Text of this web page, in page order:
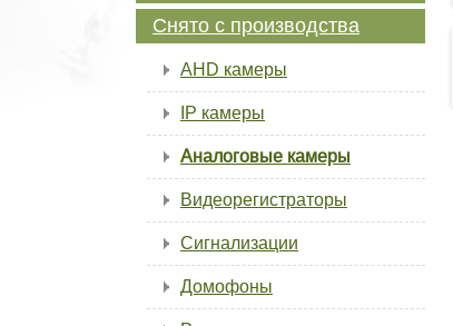
Снято с производства
AHD камеры
IP камеры
Аналоговые камеры
Видеорегистраторы
Сигнализации
Домофоны